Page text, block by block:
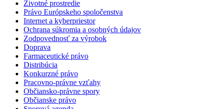
Životné prostredie
Právo Európskeho spoločenstva
Internet a kyberpriestor
Ochrana súkromia a osobných údajov
Zodpovednosť za výrobok
Doprava
Farmaceutické právo
Distribúcia
Konkurzné právo
Pracovno-právne vzťahy
Občiansko-právne spory
Občianske právo